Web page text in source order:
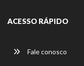
ACESSO RÁPIDO
Fale conosco